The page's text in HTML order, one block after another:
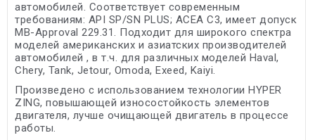
автомобилей. Соответствует современным
требованиям: API SP/SN PLUS; ACEA C3, имеет допуск
MB-Approval 229.31. Подходит для широкого спектра
моделей американских и азиатских производителей
автомобилей , в т.ч. для различных моделей Haval,
Chery, Tank, Jetour, Omoda, Exeed, Kaiyi.
Произведено с использованием технологии HYPER
ZING, повышающей износостойкость элементов
двигателя, лучше очищающей двигатель в процессе
работы.